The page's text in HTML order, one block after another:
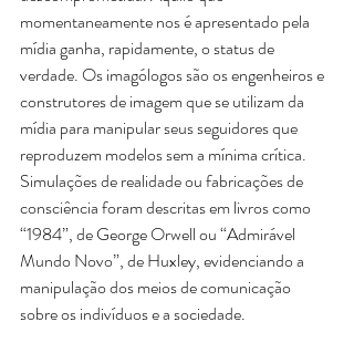
momentaneamente nos é apresentado pela
mídia ganha, rapidamente, o status de
verdade. Os imagólogos são os engenheiros e
construtores de imagem que se utilizam da
mídia para manipular seus seguidores que
reproduzem modelos sem a mínima crítica.
Simulações de realidade ou fabricações de
consciência foram descritas em livros como
“1984”, de George Orwell ou “Admirável
Mundo Novo”, de Huxley, evidenciando a
manipulação dos meios de comunicação
sobre os indivíduos e a sociedade.